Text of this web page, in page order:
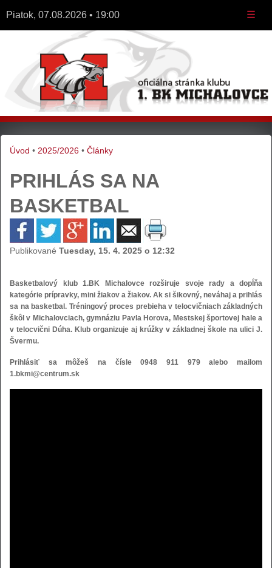
Piatok, 07.08.2026 • 19:00 ☰
Úvod • 2025/2026 • Články
PRIHLÁS SA NA
BASKETBAL
Publikované Tuesday, 15. 4. 2025 o 12:32
Basketbalový klub 1.BK Michalovce rozširuje svoje rady a dopĺňa
kategórie prípravky, mini žiakov a žiakov. Ak si šikovný, neváhaj a prihlás
sa na basketbal. Tréningový proces prebieha v telocvičniach základných
škôl v Michalovciach, gymnáziu Pavla Horova, Mestskej športovej hale a
v telocvični Dúha. Klub organizuje aj krúžky v základnej škole na ulici J.
Švermu.
Prihlásiť sa môžeš na čísle 0948 911 979 alebo mailom
1.bkmi@centrum.sk